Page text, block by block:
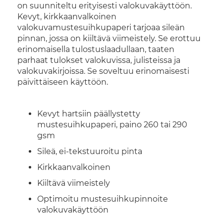
on suunniteltu erityisesti valokuvakäyttöön.
Kevyt, kirkkaanvalkoinen
valokuvamustesuihkupaperi tarjoaa sileän
pinnan, jossa on kiiltävä viimeistely. Se erottuu
erinomaisella tulostuslaadullaan, taaten
parhaat tulokset valokuvissa, julisteissa ja
valokuvakirjoissa. Se soveltuu erinomaisesti
päivittäiseen käyttöön.
Kevyt hartsiin päällystetty
mustesuihkupaperi, paino 260 tai 290
gsm
Sileä, ei-tekstuuroitu pinta
Kirkkaanvalkoinen
Kiiltävä viimeistely
Optimoitu mustesuihkupinnoite
valokuvakäyttöön